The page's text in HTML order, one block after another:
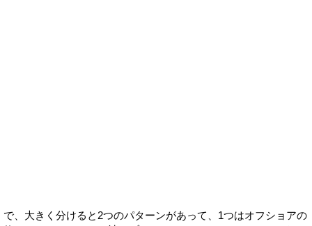
で、大きく分けると2つのパターンがあって、1つはオフショアの